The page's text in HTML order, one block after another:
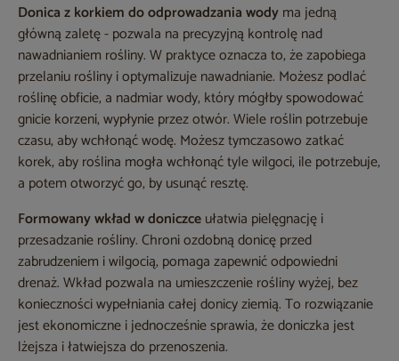
Donica z korkiem do odprowadzania wodyma jedną
główną zaletę - pozwala na precyzyjną kontrolę nad
nawadnianiem rośliny. W praktyce oznacza to, że zapobiega
przelaniu rośliny i optymalizuje nawadnianie. Możesz podlać
roślinę obficie, a nadmiar wody, który mógłby spowodować
gnicie korzeni, wypłynie przez otwór. Wiele roślin potrzebuje
czasu, aby wchłonąć wodę. Możesz tymczasowo zatkać
korek, aby roślina mogła wchłonąć tyle wilgoci, ile potrzebuje,
a potem otworzyć go, by usunąć resztę.
Formowany wkład w doniczceułatwia pielęgnację i
przesadzanie rośliny. Chroni ozdobną donicę przed
zabrudzeniem i wilgocią, pomaga zapewnić odpowiedni
drenaż. Wkład pozwala na umieszczenie rośliny wyżej, bez
konieczności wypełniania całej donicy ziemią. To rozwiązanie
jest ekonomiczne i jednocześnie sprawia, że doniczka jest
lżejsza i łatwiejsza do przenoszenia.